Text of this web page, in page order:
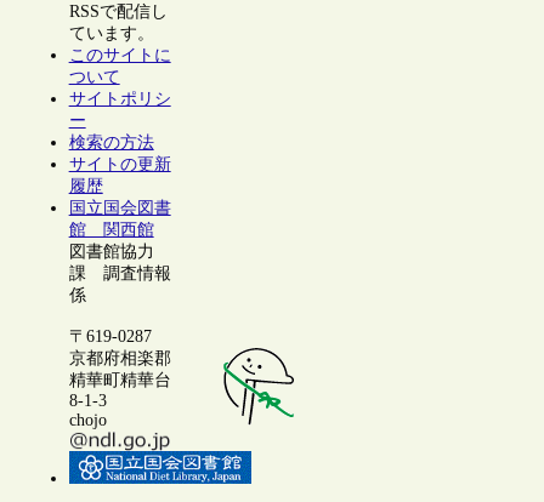
RSSで配信し
ています。
このサイトに
ついて
サイトポリシ
ー
検索の方法
サイトの更新
履歴
国立国会図書
館 関西館
図書館協力
課 調査情報
係
〒619-0287
京都府相楽郡
精華町精華台
8-1-3
chojo